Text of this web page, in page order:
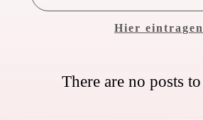
Hier eintragen